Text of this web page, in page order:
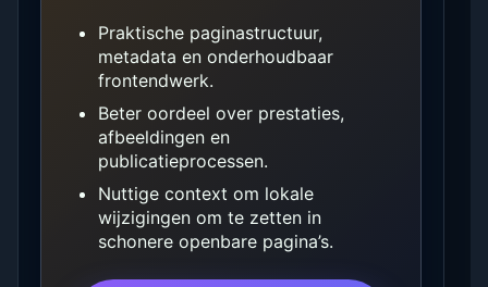
Praktische paginastructuur,
metadata en onderhoudbaar
frontendwerk.
Beter oordeel over prestaties,
afbeeldingen en
publicatieprocessen.
Nuttige context om lokale
wijzigingen om te zetten in
schonere openbare pagina’s.